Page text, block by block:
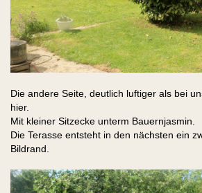
Die andere Seite, deutlich luftiger als bei
hier.
Mit kleiner Sitzecke unterm Bauernjasmin.
Die Terasse entsteht in den nächsten ein
Bildrand.